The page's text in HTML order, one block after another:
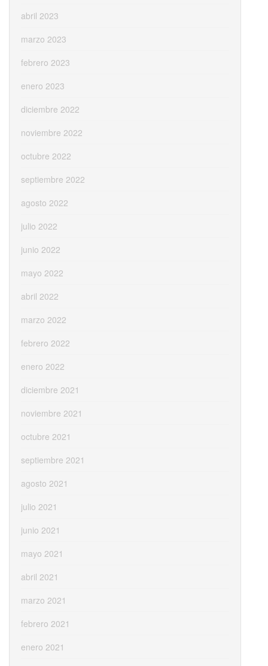
abril 2023
marzo 2023
febrero 2023
enero 2023
diciembre 2022
noviembre 2022
octubre 2022
septiembre 2022
agosto 2022
julio 2022
junio 2022
mayo 2022
abril 2022
marzo 2022
febrero 2022
enero 2022
diciembre 2021
noviembre 2021
octubre 2021
septiembre 2021
agosto 2021
julio 2021
junio 2021
mayo 2021
abril 2021
marzo 2021
febrero 2021
enero 2021